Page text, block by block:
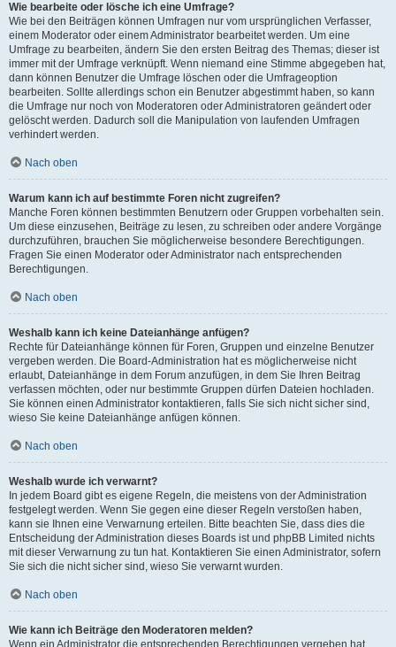
Wie bearbeite oder lösche ich eine Umfrage?
Wie bei den Beiträgen können Umfragen nur vom ursprünglichen Verfasser,
einem Moderator oder einem Administrator bearbeitet werden. Um eine
Umfrage zu bearbeiten, ändern Sie den ersten Beitrag des Themas; dieser ist
immer mit der Umfrage verknüpft. Wenn niemand eine Stimme abgegeben hat,
dann können Benutzer die Umfrage löschen oder die Umfrageoption
bearbeiten. Sollte allerdings schon ein Benutzer abgestimmt haben, so kann
die Umfrage nur noch von Moderatoren oder Administratoren geändert oder
gelöscht werden. Dadurch soll die Manipulation von laufenden Umfragen
verhindert werden.
Nach oben
Warum kann ich auf bestimmte Foren nicht zugreifen?
Manche Foren können bestimmten Benutzern oder Gruppen vorbehalten sein.
Um diese einzusehen, Beiträge zu lesen, zu schreiben oder andere Vorgänge
durchzuführen, brauchen Sie möglicherweise besondere Berechtigungen.
Fragen Sie einen Moderator oder Administrator nach entsprechenden
Berechtigungen.
Nach oben
Weshalb kann ich keine Dateianhänge anfügen?
Rechte für Dateianhänge können für Foren, Gruppen und einzelne Benutzer
vergeben werden. Die Board-Administration hat es möglicherweise nicht
erlaubt, Dateianhänge in dem Forum anzufügen, in dem Sie Ihren Beitrag
verfassen möchten, oder nur bestimmte Gruppen dürfen Dateien hochladen.
Sie können einen Administrator kontaktieren, falls Sie sich nicht sicher sind,
wieso Sie keine Dateianhänge anfügen können.
Nach oben
Weshalb wurde ich verwarnt?
In jedem Board gibt es eigene Regeln, die meistens von der Administration
festgelegt werden. Wenn Sie gegen eine dieser Regeln verstoßen haben,
kann sie Ihnen eine Verwarnung erteilen. Bitte beachten Sie, dass dies die
Entscheidung der Administration dieses Boards ist und phpBB Limited nichts
mit dieser Verwarnung zu tun hat. Kontaktieren Sie einen Administrator, sofern
Sie sich die nicht sicher sind, wieso Sie verwarnt wurden.
Nach oben
Wie kann ich Beiträge den Moderatoren melden?
Wenn ein Administrator die entsprechenden Berechtigungen vergeben hat,